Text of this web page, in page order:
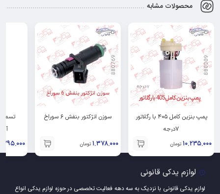
محصولات مشابه
پمپ بنزین کامل ۴۰۵ با رگلاتور
۷درجه
۱۰.۲۳۵.۰۰۰ تومان
سوزن انژکتور بنفش ۶ سوراخ
۱.۳۷۸.۰۰۰ تومان ۷۹۵.۰۰۰
لوازم یدکی قانونی
لوازم یدکی قانونی با نزدیک به سه دهه فعالیت تخصصی در حوزه لوازم یدکی انواع